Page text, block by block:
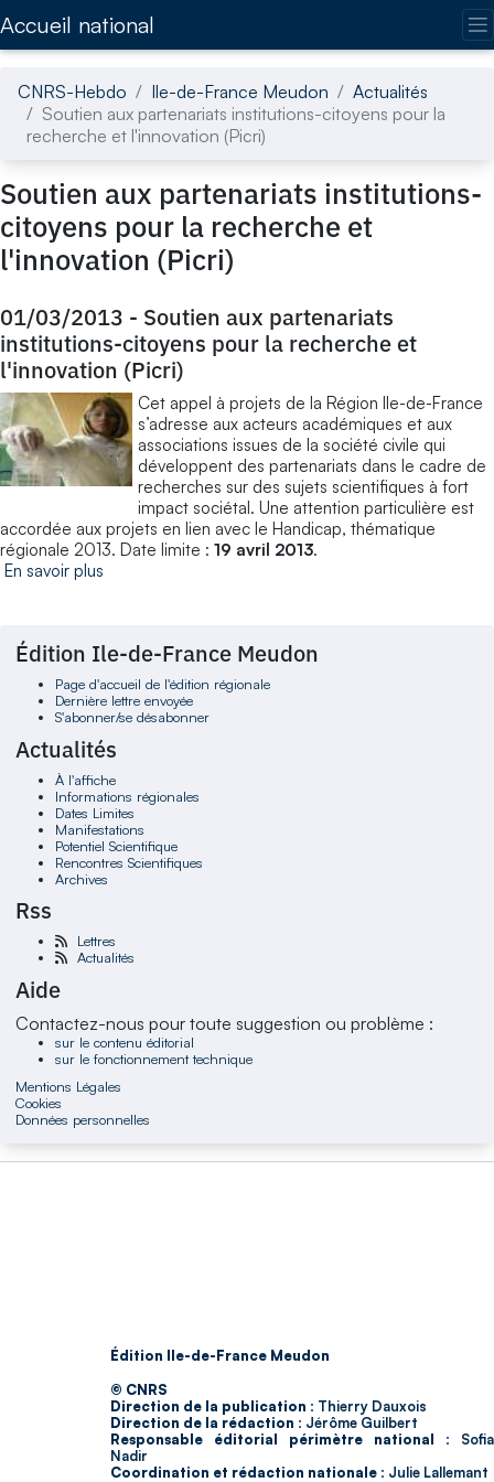
Accueil national
CNRS-Hebdo Ile-de-France Meudon
Actualités
Soutien aux partenariats institutions-citoyens pour la
recherche et l'innovation (Picri)
Soutien aux partenariats institutions-
citoyens pour la recherche et
l'innovation (Picri)
01/03/2013 - Soutien aux partenariats
institutions-citoyens pour la recherche et
l'innovation (Picri)
Cet appel à projets de la Région Ile-de-France
s’adresse aux acteurs académiques et aux
associations issues de la société civile qui
développent des partenariats dans le cadre de
recherches sur des sujets scientifiques à fort
impact sociétal. Une attention particulière est
accordée aux projets en lien avec le Handicap, thématique
régionale 2013. Date limite : 19 avril 2013.
En savoir plus
Édition Ile-de-France Meudon
Page d'accueil de l'édition régionale
Dernière lettre envoyée
S'abonner/se désabonner
Actualités
À l'affiche
Informations régionales
Dates Limites
Manifestations
Potentiel Scientifique
Rencontres Scientifiques
Archives
Rss
Lettres
Actualités
Aide
Contactez-nous pour toute suggestion ou problème :
sur le contenu éditorial
sur le fonctionnement technique
Mentions Légales
Cookies
Données personnelles
Édition Ile-de-France Meudon
© CNRS
Direction de la publication : Thierry Dauxois
Direction de la rédaction : Jérôme Guilbert
Responsable éditorial périmètre national : Sofia
Nadir
Coordination et rédaction nationale : Julie Lallemant